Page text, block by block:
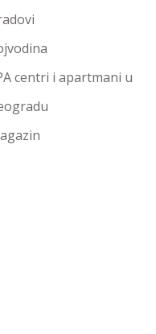
centri i apartmani u